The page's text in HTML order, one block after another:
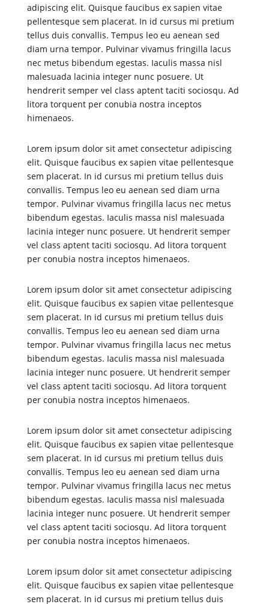
adipiscing elit. Quisque faucibus ex sapien vitae
pellentesque sem placerat. In id cursus mi pretium
tellus duis convallis. Tempus leo eu aenean sed
diam urna tempor. Pulvinar vivamus fringilla lacus
nec metus bibendum egestas. Iaculis massa nisl
malesuada lacinia integer nunc posuere. Ut
hendrerit semper vel class aptent taciti sociosqu. Ad
litora torquent per conubia nostra inceptos
himenaeos.
Lorem ipsum dolor sit amet consectetur adipiscing
elit. Quisque faucibus ex sapien vitae pellentesque
sem placerat. In id cursus mi pretium tellus duis
convallis. Tempus leo eu aenean sed diam urna
tempor. Pulvinar vivamus fringilla lacus nec metus
bibendum egestas. Iaculis massa nisl malesuada
lacinia integer nunc posuere. Ut hendrerit semper
vel class aptent taciti sociosqu. Ad litora torquent
per conubia nostra inceptos himenaeos.
Lorem ipsum dolor sit amet consectetur adipiscing
elit. Quisque faucibus ex sapien vitae pellentesque
sem placerat. In id cursus mi pretium tellus duis
convallis. Tempus leo eu aenean sed diam urna
tempor. Pulvinar vivamus fringilla lacus nec metus
bibendum egestas. Iaculis massa nisl malesuada
lacinia integer nunc posuere. Ut hendrerit semper
vel class aptent taciti sociosqu. Ad litora torquent
per conubia nostra inceptos himenaeos.
Lorem ipsum dolor sit amet consectetur adipiscing
elit. Quisque faucibus ex sapien vitae pellentesque
sem placerat. In id cursus mi pretium tellus duis
convallis. Tempus leo eu aenean sed diam urna
tempor. Pulvinar vivamus fringilla lacus nec metus
bibendum egestas. Iaculis massa nisl malesuada
lacinia integer nunc posuere. Ut hendrerit semper
vel class aptent taciti sociosqu. Ad litora torquent
per conubia nostra inceptos himenaeos.
Lorem ipsum dolor sit amet consectetur adipiscing
elit. Quisque faucibus ex sapien vitae pellentesque
sem placerat. In id cursus mi pretium tellus duis